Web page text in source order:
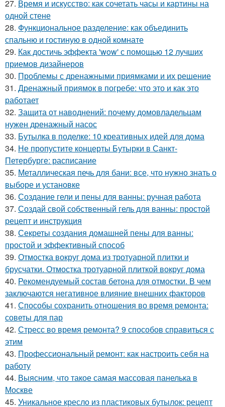
27. Время и искусство: как сочетать часы и картины на
одной стене
28. Функциональное разделение: как объединить
спальню и гостиную в одной комнате
29. Как достичь эффекта 'wow' с помощью 12 лучших
приемов дизайнеров
30. Проблемы с дренажными приямками и их решение
31. Дренажный приямок в погребе: что это и как это
работает
32. Защита от наводнений: почему домовладельцам
нужен дренажный насос
33. Бутылка в поделке: 10 креативных идей для дома
34. Не пропустите концерты Бутырки в Санкт-
Петербурге: расписание
35. Металлическая печь для бани: все, что нужно знать о
выборе и установке
36. Создание гели и пены для ванны: ручная работа
37. Создай свой собственный гель для ванны: простой
рецепт и инструкция
38. Секреты создания домашней пены для ванны:
простой и эффективный способ
39. Отмостка вокруг дома из тротуарной плитки и
брусчатки. Отмостка тротуарной плиткой вокруг дома
40. Рекомендуемый состав бетона для отмостки. В чем
заключаются негативное влияние внешних факторов
41. Способы сохранить отношения во время ремонта:
советы для пар
42. Стресс во время ремонта? 9 способов справиться с
этим
43. Профессиональный ремонт: как настроить себя на
работу
44. Выясним, что такое самая массовая панелька в
Москве
45. Уникальное кресло из пластиковых бутылок: рецепт